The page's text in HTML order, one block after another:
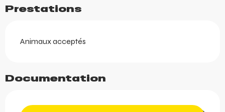
Prestations
Animaux acceptés
Documentation